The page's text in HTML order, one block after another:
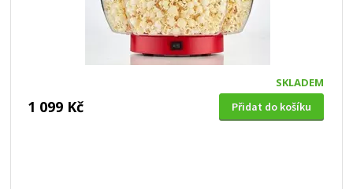
SKLADEM
1 099 Kč Přidat do košíku